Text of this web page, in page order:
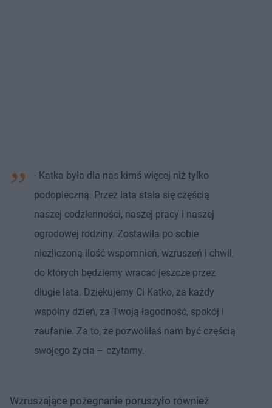
- Katka była dla nas kimś więcej niż tylko
podopieczną. Przez lata stała się częścią
naszej codzienności, naszej pracy i naszej
ogrodowej rodziny. Zostawiła po sobie
niezliczoną ilość wspomnień, wzruszeń i chwil,
do których będziemy wracać jeszcze przez
długie lata. Dziękujemy Ci Katko, za każdy
wspólny dzień, za Twoją łagodność, spokój i
zaufanie. Za to, że pozwoliłaś nam być częścią
swojego życia – czytamy.
Wzruszające pożegnanie poruszyło również